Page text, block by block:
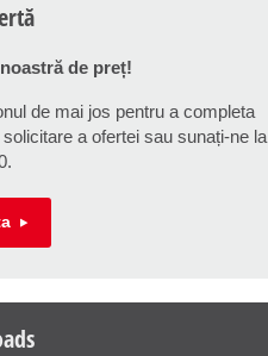
de preț!
de mai jos pentru a completa
a ofertei sau sunați-ne la